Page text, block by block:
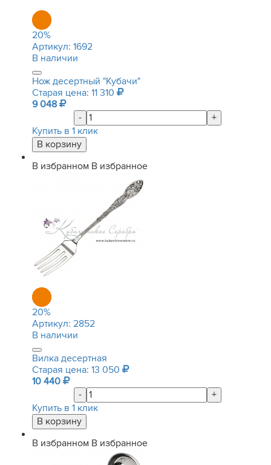
20%
Артикул: 1692
В наличии
Нож десертный "Кубачи"
Старая цена: 11 310
9 048
-
+
Купить в 1 клик
В избранном В избранное
20%
Артикул: 2852
В наличии
Вилка десертная
Старая цена: 13 050
10 440
-
+
Купить в 1 клик
В избранном В избранное